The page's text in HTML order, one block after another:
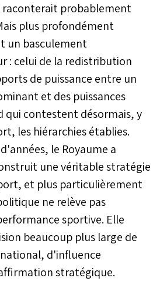
raconterait probablement
plus profondément
un basculement
: celui de la redistribution
de puissance entre un
et des puissances
qui contestent désormais, y
les hiérarchies établies.
le Royaume a
une véritable stratégie
et plus particulièrement
ne relève pas
sportive. Elle
beaucoup plus large de
d'influence
stratégique.